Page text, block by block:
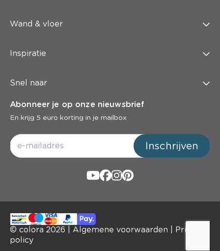
Wand & vloer
Inspiratie
Snel naar
Abonneer je op onze nieuwsbrief
En krijg 5 euro korting in je mailbox
Inschrijven
© colora 2026 Algemene voorwaarden
Privacy
policy